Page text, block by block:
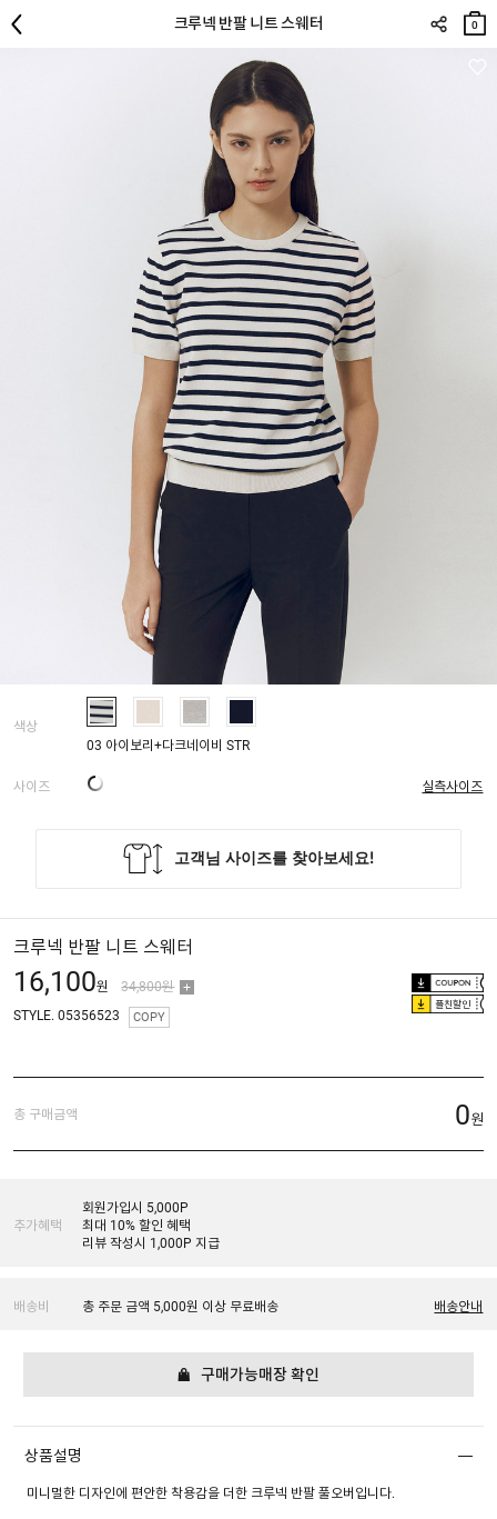
크루넥 반팔 니트 스웨터
장바
구니
0
색상
03 아이보리+다크네이비 STR
사이즈 실측사이즈
크루넥 반팔 니트 스웨터
16,100원 34,800원
플친할인
STYLE. 05356523 COPY
총 구매금액 0원
추가혜택
회원가입시 5,000P
최대 10% 할인 혜택
리뷰 작성시 1,000P 지급
배송비 총 주문 금액 5,000원 이상 무료배송 배송안내
구매가능매장 확인
상품설명
미니멀한 디자인에 편안한 착용감을 더한 크루넥 반팔 풀오버입니다.